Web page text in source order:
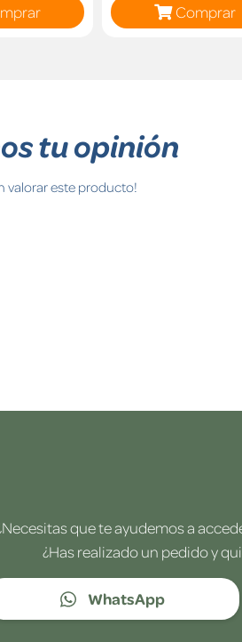
Comprar
tu opinión
valorar este producto!
que te ayudemos a
¿Has realizado un pedido y
WhatsApp